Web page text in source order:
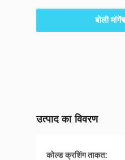
बोली मांगें
उत्पाद का विवरण
कोल्ड क्रशिंग ताकत: